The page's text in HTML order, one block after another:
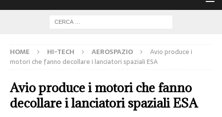
HOME HI-TECH AEROSPAZIO
Avio produce i
motori che fanno decollare i lanciatori spaziali ESA
Avio produce i motori che fanno
decollare i lanciatori spaziali ESA